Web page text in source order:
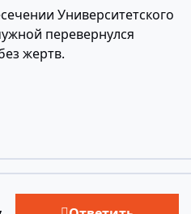
Университетского
перевернулся
жертв.